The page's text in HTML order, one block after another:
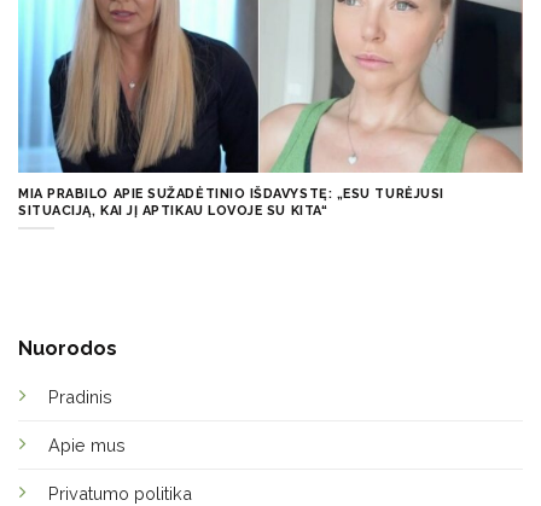
Nuorodos
Pradinis
Apie mus
Privatumo politika
MIA PRABILO APIE SUŽADĖTINIO IŠDAVYSTĘ: „ESU TURĖJUSI
SITUACIJĄ, KAI JĮ APTIKAU LOVOJE SU KITA“